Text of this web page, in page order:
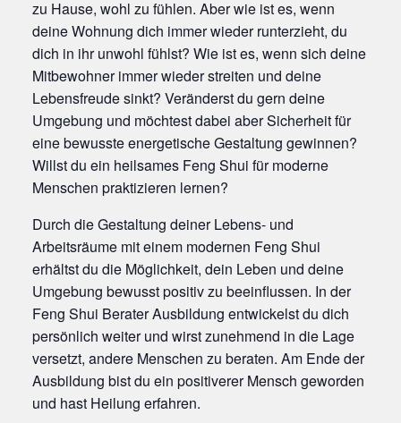
zu Hause, wohl zu fühlen. Aber wie ist es, wenn
deine Wohnung dich immer wieder runterzieht, du
dich in ihr unwohl fühlst? Wie ist es, wenn sich deine
Mitbewohner immer wieder streiten und deine
Lebensfreude sinkt? Veränderst du gern deine
Umgebung und möchtest dabei aber Sicherheit für
eine bewusste energetische Gestaltung gewinnen?
Willst du ein heilsames Feng Shui für moderne
Menschen praktizieren lernen?
Durch die Gestaltung deiner Lebens- und
Arbeitsräume mit einem modernen Feng Shui
erhältst du die Möglichkeit, dein Leben und deine
Umgebung bewusst positiv zu beeinflussen. In der
Feng Shui Berater Ausbildung entwickelst du dich
persönlich weiter und wirst zunehmend in die Lage
versetzt, andere Menschen zu beraten. Am Ende der
Ausbildung bist du ein positiverer Mensch geworden
und hast Heilung erfahren.